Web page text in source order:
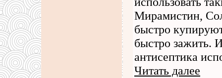
Мирамистин,
быстро
быстро зажить.
антисептика
Читать далее